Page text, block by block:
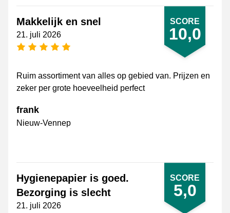
SCORE
10,0
Makkelijk en snel
21. juli 2026
[_General:NumberOfStarsPluralFormat]
Ruim assortiment van alles op gebied van. Prijzen en
zeker per grote hoeveelheid perfect
frank
Nieuw-Vennep
SCORE
5,0
Hygienepapier is goed.
Bezorging is slecht
21. juli 2026